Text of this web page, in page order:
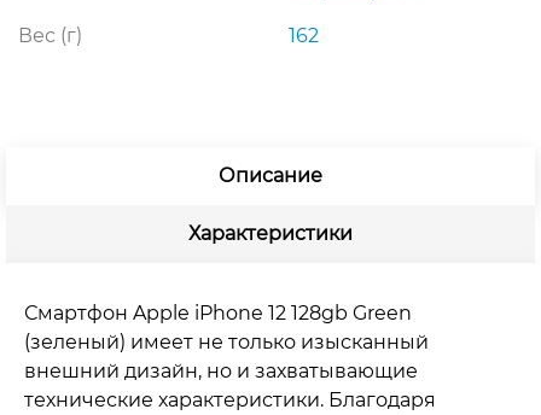
Вес (г) 162
Описание
Характеристики
Смартфон Apple iPhone 12 128gb Green
(зеленый) имеет не только изысканный
внешний дизайн, но и захватывающие
технические характеристики. Благодаря